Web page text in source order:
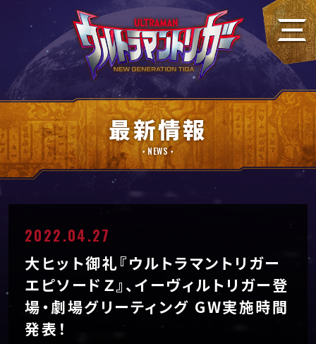
最新情報
NEWS
2022.04.27
大ヒット御礼『ウルトラマントリガー
エピソードＺ』、イーヴィルトリガー登
場・劇場グリーティング GW実施時間
発表！